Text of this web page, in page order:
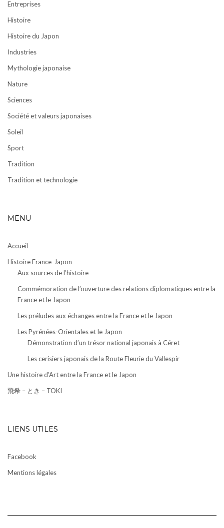
Entreprises
Histoire
Histoire du Japon
Industries
Mythologie japonaise
Nature
Sciences
Société et valeurs japonaises
Soleil
Sport
Tradition
Tradition et technologie
MENU
Accueil
Histoire France-Japon
Aux sources de l’histoire
Commémoration de l’ouverture des relations diplomatiques entre la
France et le Japon
Les préludes aux échanges entre la France et le Japon
Les Pyrénées-Orientales et le Japon
Démonstration d’un trésor national japonais à Céret
Les cerisiers japonais de la Route Fleurie du Vallespir
Une histoire d’Art entre la France et le Japon
飛希 – とき – TOKI
LIENS UTILES
Facebook
Mentions légales